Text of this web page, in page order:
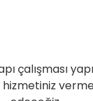
çalışması
hizmetiniz